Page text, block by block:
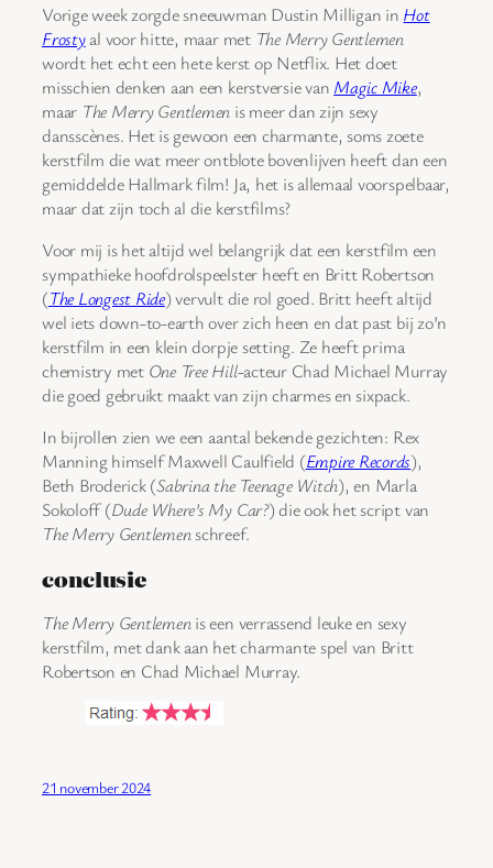
Vorige week zorgde sneeuwman Dustin Milligan in Hot
Frostyal voor hitte, maar met The Merry Gentlemen
wordt het echt een hete kerst op Netflix. Het doet
misschien denken aan een kerstversie van Magic Mike,
maar The Merry Gentlemen is meer dan zijn sexy
dansscènes. Het is gewoon een charmante, soms zoete
kerstfilm die wat meer ontblote bovenlijven heeft dan een
gemiddelde Hallmark film! Ja, het is allemaal voorspelbaar,
maar dat zijn toch al die kerstfilms?
Voor mij is het altijd wel belangrijk dat een kerstfilm een
sympathieke hoofdrolspeelster heeft en Britt Robertson
(The Longest Ride) vervult die rol goed. Britt heeft altijd
wel iets down-to-earth over zich heen en dat past bij zo’n
kerstfilm in een klein dorpje setting. Ze heeft prima
chemistry met One Tree Hill-acteur Chad Michael Murray
die goed gebruikt maakt van zijn charmes en sixpack.
In bijrollen zien we een aantal bekende gezichten: Rex
Manning himself Maxwell Caulfield (Empire Records),
Beth Broderick (Sabrina the Teenage Witch), en Marla
Sokoloff (Dude Where’s My Car?) die ook het script van
The Merry Gentlemenschreef.
conclusie
The Merry Gentlemenis een verrassend leuke en sexy
kerstfilm, met dank aan het charmante spel van Britt
Robertson en Chad Michael Murray.
21 november 2024